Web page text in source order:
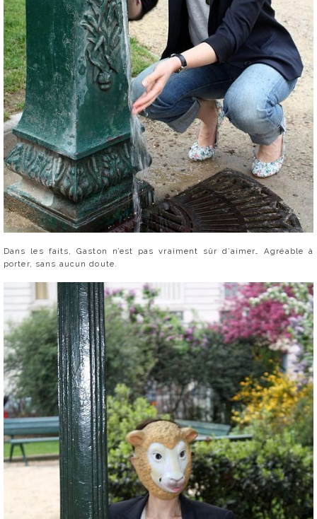
Dans les faits, Gaston n’est pas vraiment sûr d’aimer… Agréable à
porter, sans aucun doute.